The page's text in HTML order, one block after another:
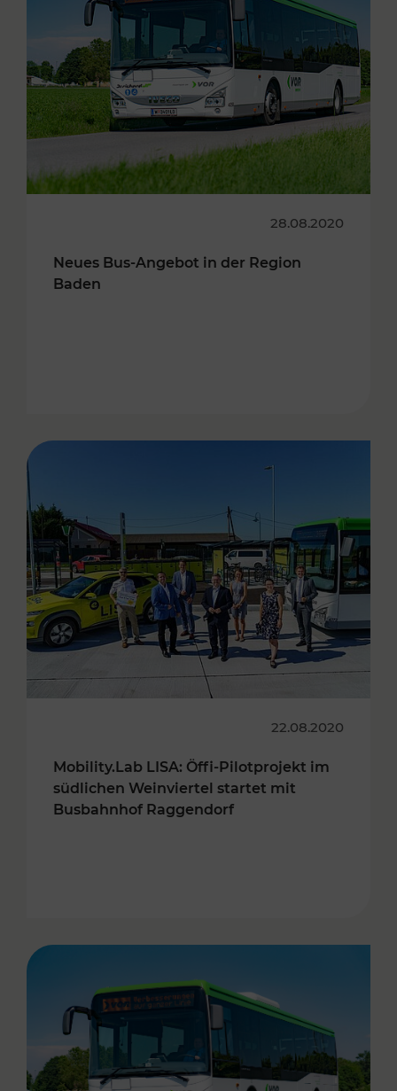
28.08.2020
Neues Bus-Angebot in der Region
Baden
22.08.2020
Mobility.Lab LISA: Öffi-Pilotprojekt im
südlichen Weinviertel startet mit
Busbahnhof Raggendorf